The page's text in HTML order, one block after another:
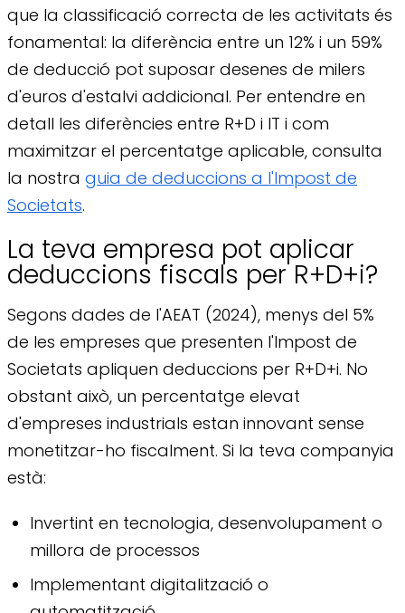
que la classificació correcta de les activitats és
fonamental: la diferència entre un 12% i un 59%
de deducció pot suposar desenes de milers
d'euros d'estalvi addicional. Per entendre en
detall les diferències entre R+D i IT i com
maximitzar el percentatge aplicable, consulta
la nostra guia de deduccions a l'Impost de
Societats.
La teva empresa pot aplicar
deduccions fiscals per R+D+i?
Segons dades de l'AEAT (2024), menys del 5%
de les empreses que presenten l'Impost de
Societats apliquen deduccions per R+D+i. No
obstant això, un percentatge elevat
d'empreses industrials estan innovant sense
monetitzar-ho fiscalment. Si la teva companyia
està:
Invertint en tecnologia, desenvolupament o
millora de processos
Implementant digitalització o